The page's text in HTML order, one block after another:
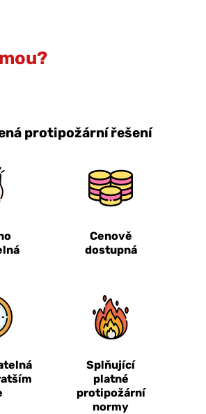
protipožární řešení
Cenově
dostupná
Splňující
platné
protipožární
normy